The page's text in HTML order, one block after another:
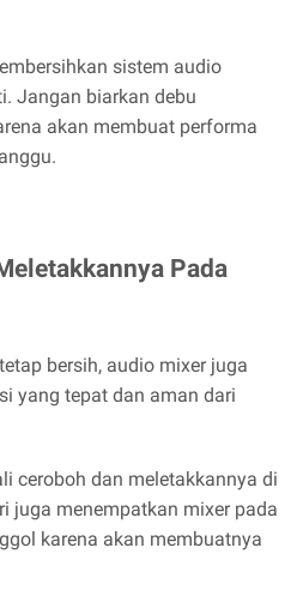
sistem audio
Jangan biarkan debu
akan membuat performa
Pada
bersih, audio mixer juga
yang tepat dan aman dari
ceroboh dan meletakkannya di
juga menempatkan mixer pada
karena akan membuatnya